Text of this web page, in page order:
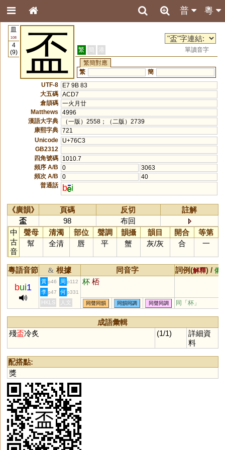
粵
普
皿
108
4
(9)
盃 繁 簡 港
單讀音字
繁簡對應
繁
簡
UTF-8
E7 9B 83
大五碼 ACD7
倉頡碼 一火月廿
Matthews
4996
漢語大字典
（一版）2558；（二版）2739
康熙字典 721
Unicode
U+76C3
GB2312
四角號碼
1010.7
頻序 A/B
0
3063
頻次 A/B
0
40
普通話
b i
《廣韻》 頁碼 反切
註解
盃
98
布回
中
古
音
聲母 清濁 部位 聲調 韻攝 韻目 開合
等第
幫
全清 唇 平 蟹 灰/灰 合 一
粵語音節 & 根據 同音字 詞例(解釋) / 備
bui1
黃 p46 周 p112 杯 桮
李 p47 何 p331
HKLS 人文 同聲同韻 同韻同調 同聲同調 同「杯 」
成語彙輯
殘盃冷炙 (1/1)
詳細資
料
配搭點:
獎